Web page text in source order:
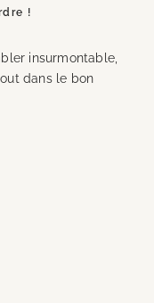
!
insurmontable,
dans le bon